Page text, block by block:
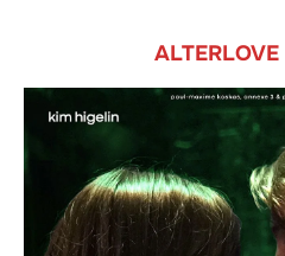
ALTERLOVE